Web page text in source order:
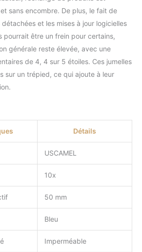
le tir sur cible, les sports
nautiques. C'est un choix
de cadeau de vacances
parfait.
sans encombre. De plus, le fait de
et les mises à jour logicielles
pourrait être un frein pour certains,
générale reste élevée, avec une
de 4, 4 sur 5 étoiles. Ces jumelles
sur un trépied, ce qui ajoute à leur
Détails
USCAMEL
10x
50 mm
Bleu
Imperméable